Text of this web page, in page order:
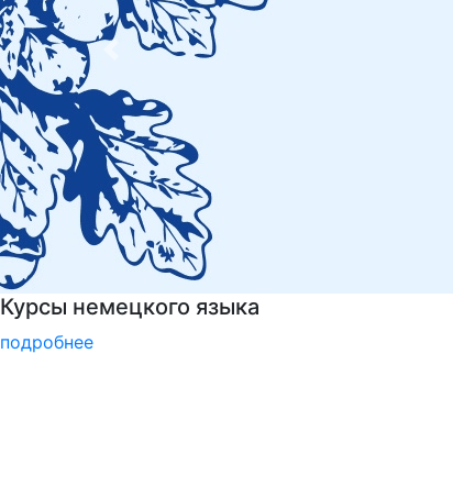
Подготовка к вступительным испытаниям
подробнее
Previous